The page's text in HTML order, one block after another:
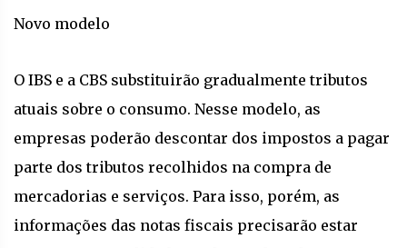
Novo modelo
O IBS e a CBS substituirão gradualmente tributos
atuais sobre o consumo. Nesse modelo, as
empresas poderão descontar dos impostos a pagar
parte dos tributos recolhidos na compra de
mercadorias e serviços. Para isso, porém, as
informações das notas fiscais precisarão estar